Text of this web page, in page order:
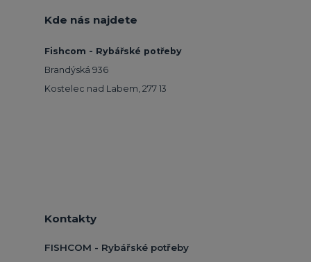
Kde nás najdete
Fishcom - Rybářské potřeby
Brandýská 936
Kostelec nad Labem, 277 13
Kontakty
FISHCOM - Rybářské potřeby